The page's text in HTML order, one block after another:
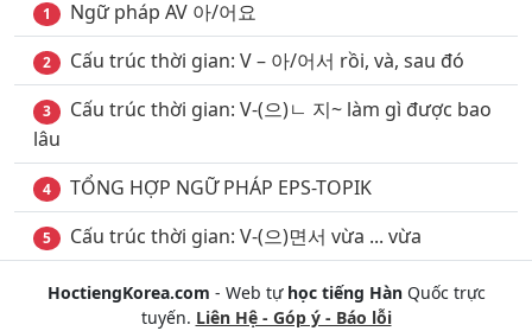
31. Ký hiệu biển báo Giao thông phần 1
32. Ký hiệu biển báo Giao thông phần 2
33. Chủ đề Những loại trái cây
34. Chủ đề quan hệ gia đình & họ hàng
35. Chủ đề nghề nghiệp phần 1
36. Chủ đề nghề nghiệp phần 2
. Chủ đề vật dụng trong phòng tắm
1 Ngữ pháp AV 아/어요
2 Cấu trúc thời gian: V – 아/어서 rồi, và, sau đó
3
Cấu trúc thời gian: V-(으)ㄴ 지~ làm gì được bao
lâu
4 TỔNG HỢP NGỮ PHÁP EPS-TOPIK
5 Cấu trúc thời gian: V-(으)면서 vừa ... vừa
HoctiengKorea.com - Web tự học tiếng HànQuốc trực
tuyến. Liên Hệ - Góp ý - Báo lỗi